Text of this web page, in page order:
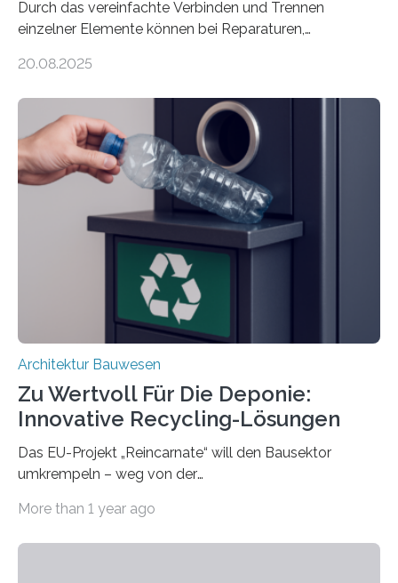
Durch das vereinfachte Verbinden und Trennen
einzelner Elemente können bei Reparaturen,
Material und Bauschutt eingespart werden. Ein
Projekt ReCon gemeinsam mit Unternehmenspartnern
ein Klett-Verbindungssystem für Gebäude entwickelt:
Damit lassen sich unterschiedliche Gebäudeteile
resilient verbinden und bei Bedarf einfach voneinander
trennen. Der Fokus lag auf der Verbindung von
Bauteilen mit unterschiedlicher Lebensdauer, bei denen
irreversible Verbindungen den Austausch üblicherweise
erschweren. Hierzu untersuchten die Forschenden zwei
unterschiedliche Zugänge. Einerseits klebten sie…
20.08.2025
Architektur Bauwesen
Zu Wertvoll Für Die Deponie:
Innovative Recycling-Lösungen
Das EU-Projekt „Reincarnate“ will den Bausektor
umkrempeln – weg von der
Kreislaufwirtschaft Bei dem schwedischen
More than 1 year ago